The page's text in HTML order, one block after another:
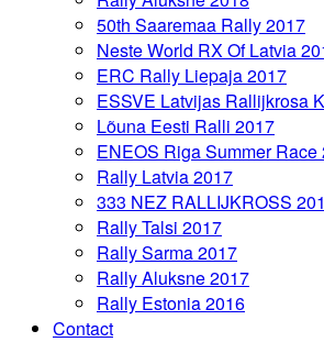
50th Saaremaa Rally 2017
Neste World RX Of Latvia
ERC Rally Liepaja 2017
ESSVE Latvijas Rallijkrosa
Lõuna Eesti Ralli 2017
ENEOS Riga Summer Race
Rally Latvia 2017
333 NEZ RALLIJKROSS
Rally Talsi 2017
Rally Sarma 2017
Rally Aluksne 2017
Rally Estonia 2016
Contact